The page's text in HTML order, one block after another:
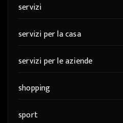
servizi
servizi per la casa
servizi per le aziende
shopping
sport